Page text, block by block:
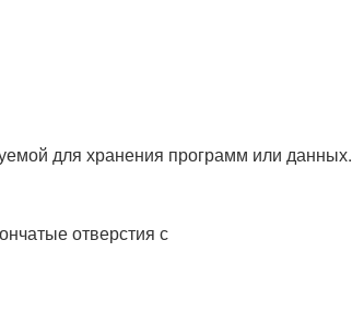
для хранения программ или данных.
отверстия с